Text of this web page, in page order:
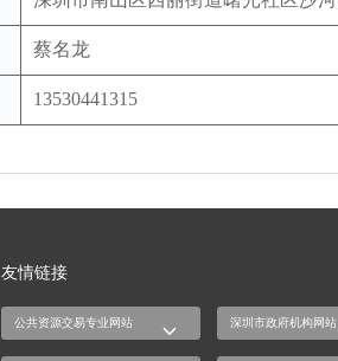
蔡名龙
13530441315
友情链接